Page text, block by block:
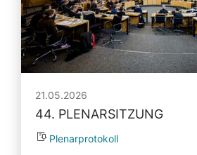
21.05.2026
44. PLENARSITZUNG
Plenarprotokoll